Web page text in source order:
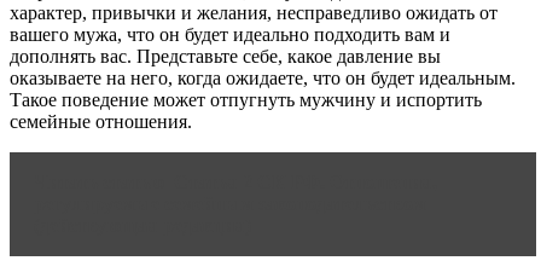
характер, привычки и желания, несправедливо ожидать от
вашего мужа, что он будет идеально подходить вам и
дополнять вас. Представьте себе, какое давление вы
оказываете на него, когда ожидаете, что он будет идеальным.
Такое поведение может отпугнуть мужчину и испортить
семейные отношения.